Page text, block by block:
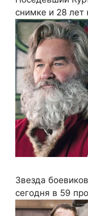
снимке и 28 лет
Звезда
сегодня в 59